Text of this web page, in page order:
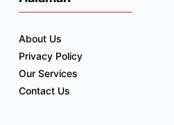
About Us
Privacy Policy
Our Services
Contact Us